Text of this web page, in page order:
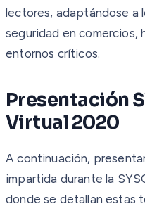
lectores, adaptándose a
seguridad en comercios,
entornos críticos.
Presentación
Virtual 2020
A continuación,
impartida durante la
donde se detallan estas